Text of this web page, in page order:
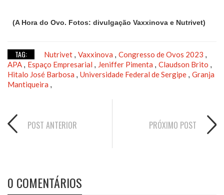
(A Hora do Ovo. Fotos: divulgação Vaxxinova e Nutrivet)
TAG: Nutrivet , Vaxxinova , Congresso de Ovos 2023 ,
APA , Espaço Empresarial , Jeniffer Pimenta , Claudson Brito ,
Hitalo José Barbosa , Universidade Federal de Sergipe , Granja
Mantiqueira ,
POST ANTERIOR PRÓXIMO POST
0 COMENTÁRIOS